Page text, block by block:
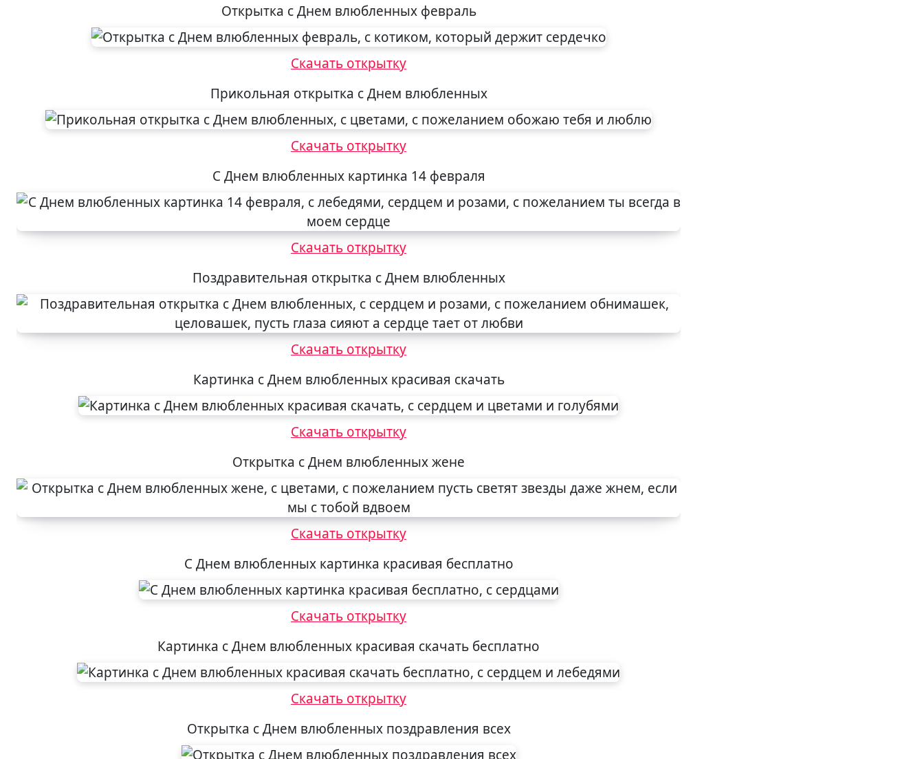
Открытка с Днем влюбленных февраль
Скачать открытку
Прикольная открытка с Днем влюбленных
Скачать открытку
С Днем влюбленных картинка 14 февраля
Скачать открытку
Поздравительная открытка с Днем влюбленных
Скачать открытку
Картинка с Днем влюбленных красивая скачать
Скачать открытку
Открытка с Днем влюбленных жене
Скачать открытку
С Днем влюбленных картинка красивая бесплатно
Скачать открытку
Картинка с Днем влюбленных красивая скачать бесплатно
Скачать открытку
Открытка с Днем влюбленных поздравления всех